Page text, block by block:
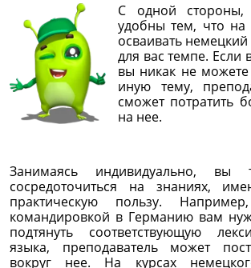
С одной стороны,
удобны тем, что
осваивать
для вас темпе. Если
вы никак не можете
иную тему,
сможет потратить
на нее.
Занимаясь индивидуально, вы
сосредоточиться на знаниях,
практическую пользу.
командировкой в Германию вам
подтянуть соответствующую
языка, преподаватель может
вокруг нее. На курсах